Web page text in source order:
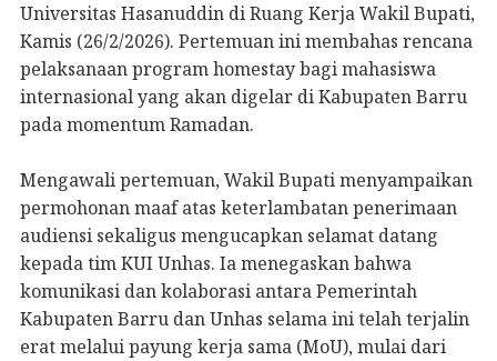
Universitas Hasanuddin di Ruang Kerja Wakil Bupati,
Kamis (26/2/2026). Pertemuan ini membahas rencana
pelaksanaan program homestay bagi mahasiswa
internasional yang akan digelar di Kabupaten Barru
pada momentum Ramadan.
Mengawali pertemuan, Wakil Bupati menyampaikan
permohonan maaf atas keterlambatan penerimaan
audiensi sekaligus mengucapkan selamat datang
kepada tim KUI Unhas. Ia menegaskan bahwa
komunikasi dan kolaborasi antara Pemerintah
Kabupaten Barru dan Unhas selama ini telah terjalin
erat melalui payung kerja sama (MoU), mulai dari